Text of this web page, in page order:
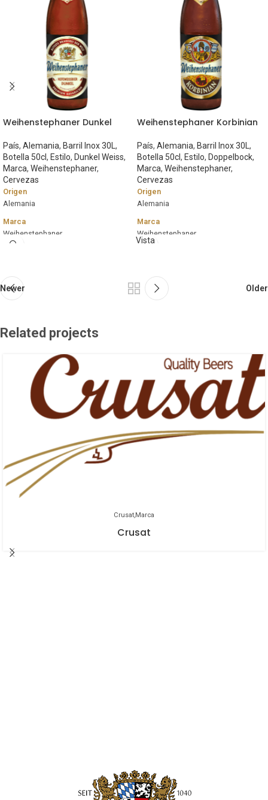
Weihenstephaner Dunkel
País, Alemania, Barril Inox 30L ,
Botella 50cl, Estilo, Dunkel Weiss,
Marca, Weihenstephaner,
Cervezas
Origen
Alemania
Marca
Weihenstephaner
Graduación Alcohólica
5,3%
Barril Inox. 30l.
Cerveza bávara de trigo tostado.
Carbonatada y refrescante. De
abundante y persistente espuma,
aromas y sabores maltosos y
color ambar oscuro. Weihenstephan
es la cervecería más antigua del
mundo, fundada el 1040.
Weihenstephaner Korbinian
País, Alemania, Barril Inox 30L ,
Botella 50cl, Estilo, Doppelbock,
Marca, Weihenstephaner,
Cervezas
Origen
Alemania
Marca
Weihenstephaner
Graduación Alcohólica
7.4%
Doppelbock oscura, con notas de
higo y ciruela, equilibrados por la
malta oscura que nos aporta toffe,
nueces y chocolate. Reconocida e
imitada como claro ejemplo de
Doppelbock Bavara.
Vista
Newer Older
Related projects
Crusat Marca
Crusat